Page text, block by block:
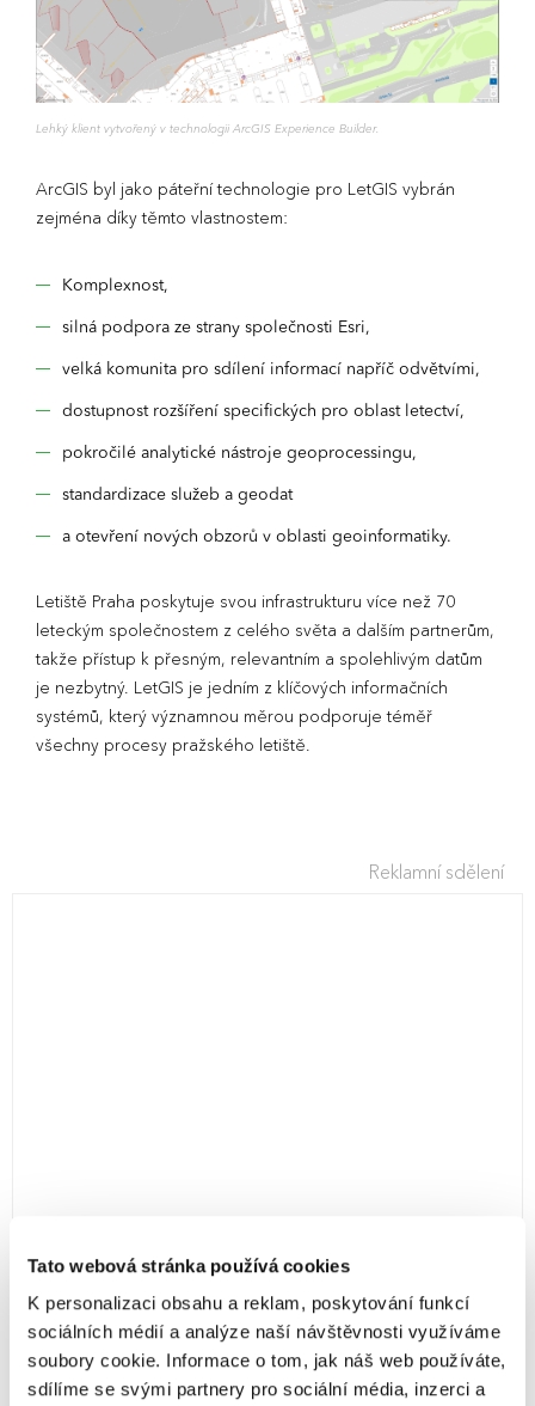
Tato webová stránka používá cookies
K personalizaci obsahu a reklam, poskytování funkcí
sociálních médií a analýze naší návštěvnosti využíváme
soubory cookie. Informace o tom, jak náš web používáte,
sdílíme se svými partnery pro sociální média, inzerci a
Lehký klient vytvořený v technologii ArcGIS Experience Builder.
ArcGIS byl jako páteřní technologie pro LetGIS vybrán
zejména díky těmto vlastnostem:
Komplexnost,
silná podpora ze strany společnosti Esri,
velká komunita pro sdílení informací napříč odvětvími,
dostupnost rozšíření specifických pro oblast letectví,
pokročilé analytické nástroje geoprocessingu,
standardizace služeb a geodat
a otevření nových obzorů v oblasti geoinformatiky.
Letiště Praha poskytuje svou infrastrukturu více než 70
leteckým společnostem z celého světa a dalším partnerům,
takže přístup k přesným, relevantním a spolehlivým datům
je nezbytný. LetGIS je jedním z klíčových informačních
systémů, který významnou měrou podporuje téměř
všechny procesy pražského letiště.
Reklamní sdělení